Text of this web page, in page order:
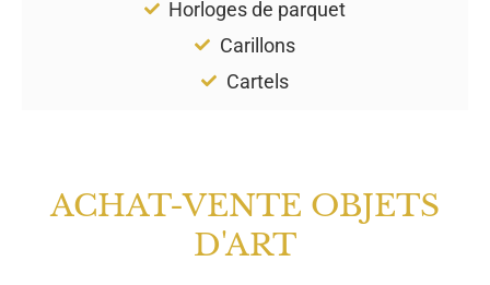
Horloges de parquet
Carillons
Cartels
ACHAT-VENTE OBJETS
D'ART